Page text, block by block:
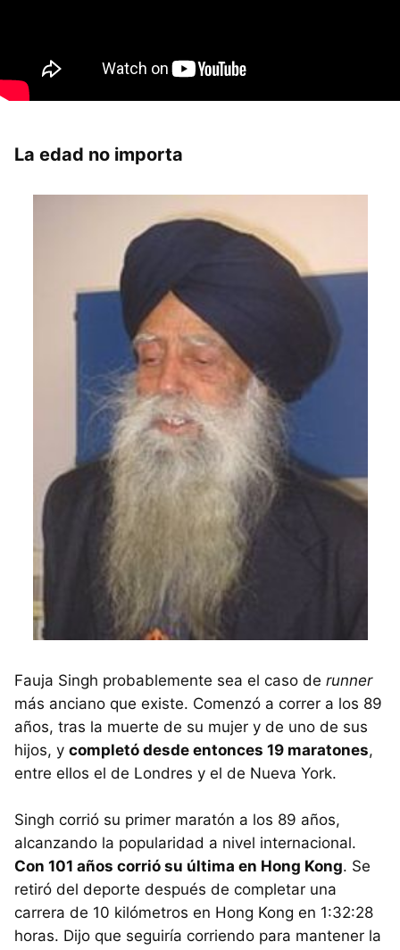
La edad no importa
Fauja Singh probablemente sea el caso de runner
más anciano que existe. Comenzó a correr a los 89
años, tras la muerte de su mujer y de uno de sus
hijos, y completó desde entonces 19 maratones,
entre ellos el de Londres y el de Nueva York.
Singh corrió su primer maratón a los 89 años,
alcanzando la popularidad a nivel internacional.
Con 101 años corrió su última en Hong Kong. Se
retiró del deporte después de completar una
carrera de 10 kilómetros en Hong Kong en 1:32:28
horas. Dijo que seguiría corriendo para mantener la